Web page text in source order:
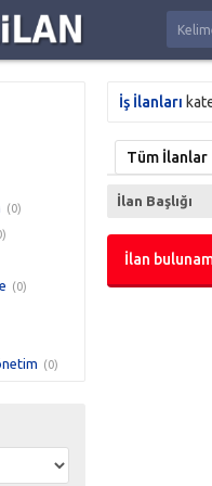
(0)
(0)
(0)
İş İlanları
Tüm İlanlar
İlan Başlığı
İlan